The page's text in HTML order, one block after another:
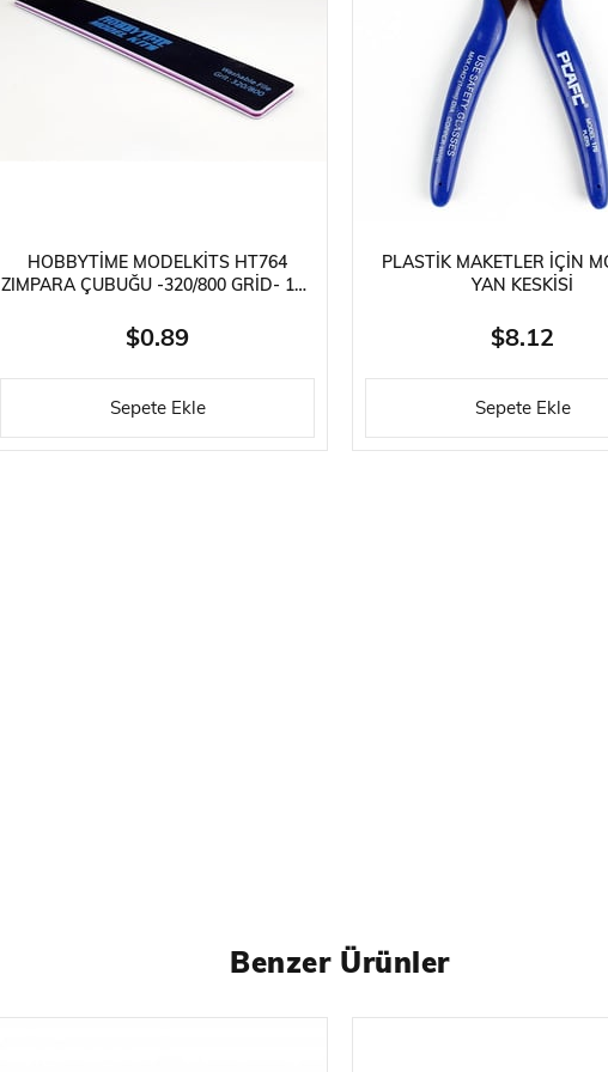
1/35 ÖLÇEK
HOBBYTIME MODELKITS HT764
ZIMPARA ÇUBUĞU -320/800 GRID- 180
$0.89
Sepete Ekle
PLASTIK MAKETLER İÇIN
YAN KESKISI
$8.12
Sepete Ekle
Benzer Ürünler